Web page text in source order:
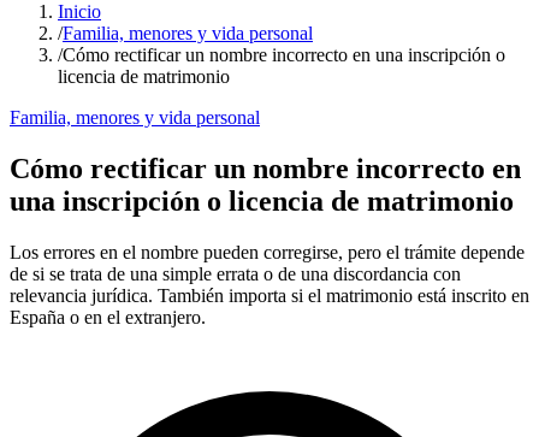
Inicio
/Familia, menores y vida personal
/Cómo rectificar un nombre incorrecto en una inscripción o
licencia de matrimonio
Familia, menores y vida personal
Cómo rectificar un nombre incorrecto en
una inscripción o licencia de matrimonio
Los errores en el nombre pueden corregirse, pero el trámite depende
de si se trata de una simple errata o de una discordancia con
relevancia jurídica. También importa si el matrimonio está inscrito en
España o en el extranjero.